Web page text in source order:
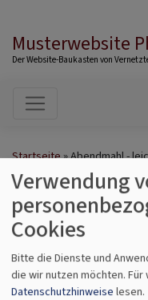
Musterwebsite
Der Website-Baukasten von
Startseite Abendmahl -
erklärt
Verwendung
Cookies
Bitte die Dienste und
die wir nutzen möchten. Für
Datenschutzhinweise lesen.